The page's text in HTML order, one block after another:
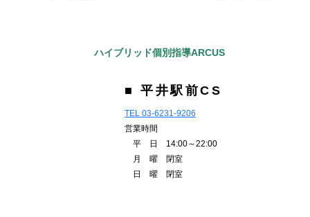
ハイブリッド個別指導ARCUS
■ 平井駅前CS
TEL 03-6231-9206
営業時間
平 日 14:00～22:00
月 曜 閉室
日 曜 閉室